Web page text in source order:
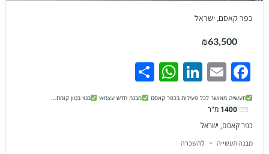
כפר קאסם, ישראל
₪63,500
Facebook
Email
LinkedIn
WhatsApp
Share
תעשייה מאושר לכל פעילות בכפר קאסם מבנה חדש עצמאי בנוי בטון קומת...
1400מ"ר
כפר קאסם, ישראל
מבנה תעשייה להשכרה